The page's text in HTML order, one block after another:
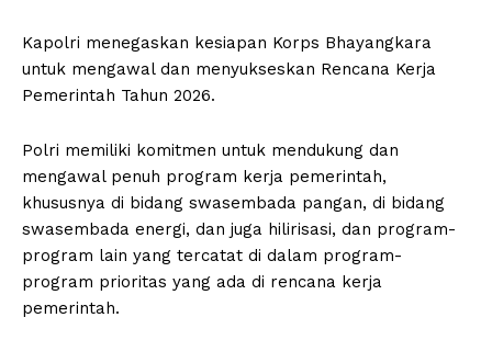
Kapolri menegaskan kesiapan Korps Bhayangkara
untuk mengawal dan menyukseskan Rencana Kerja
Pemerintah Tahun 2026.
Polri memiliki komitmen untuk mendukung dan
mengawal penuh program kerja pemerintah,
khususnya di bidang swasembada pangan, di bidang
swasembada energi, dan juga hilirisasi, dan program-
program lain yang tercatat di dalam program-
program prioritas yang ada di rencana kerja
pemerintah.